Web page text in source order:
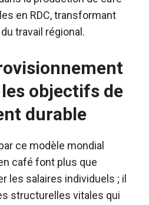
en RDC, transformant
travail régional.
objectifs de
durable
ce modèle mondial
café font plus que
les salaires individuels ; il
structurelles vitales qui